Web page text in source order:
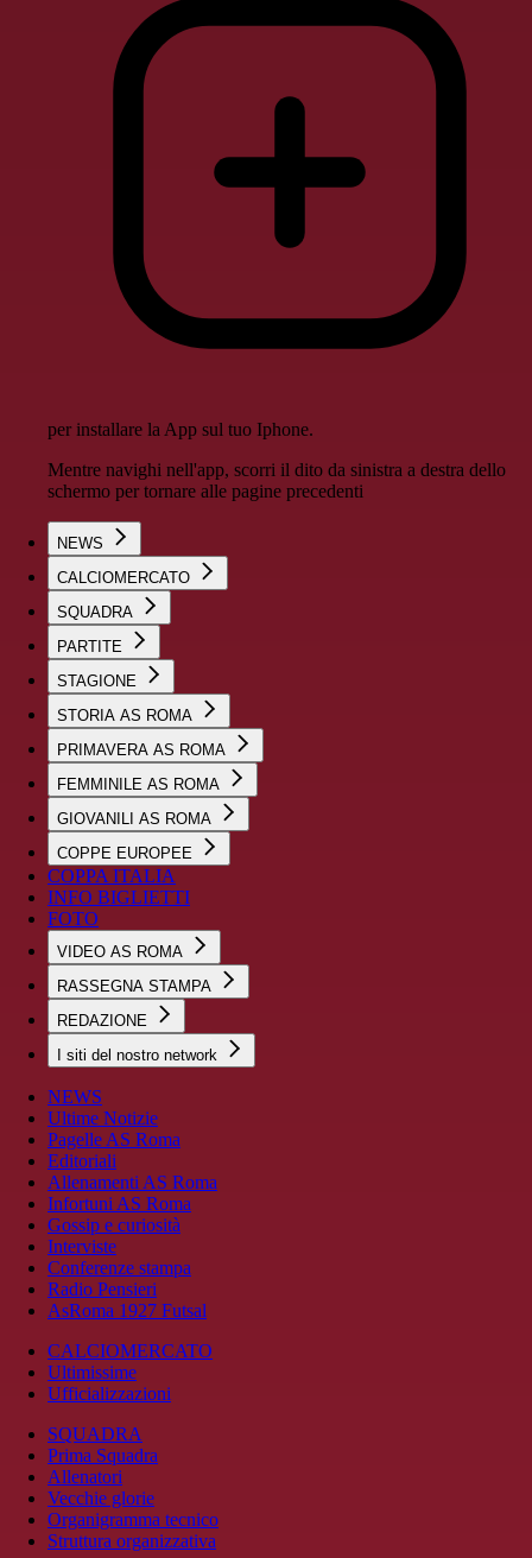
per installare la App sul tuo Iphone.
Mentre navighi nell'app, scorri il dito da sinistra a destra dello
schermo per tornare alle pagine precedenti
NEWS
CALCIOMERCATO
SQUADRA
PARTITE
STAGIONE
STORIA AS ROMA
PRIMAVERA AS ROMA
FEMMINILE AS ROMA
GIOVANILI AS ROMA
COPPE EUROPEE
COPPA ITALIA
INFO BIGLIETTI
FOTO
VIDEO AS ROMA
RASSEGNA STAMPA
REDAZIONE
I siti del nostro network
NEWS
Ultime Notizie
Pagelle AS Roma
Editoriali
Allenamenti AS Roma
Infortuni AS Roma
Gossip e curiosità
Interviste
Conferenze stampa
Radio Pensieri
AsRoma 1927 Futsal
CALCIOMERCATO
Ultimissime
Ufficializzazioni
SQUADRA
Prima Squadra
Allenatori
Vecchie glorie
Organigramma tecnico
Struttura organizzativa